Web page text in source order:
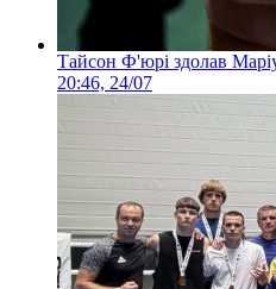
Тайсон Ф'юрі здолав
20:46, 24/07